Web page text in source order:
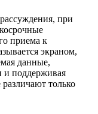
при
приема к
экраном,
данные,
и поддерживая
только